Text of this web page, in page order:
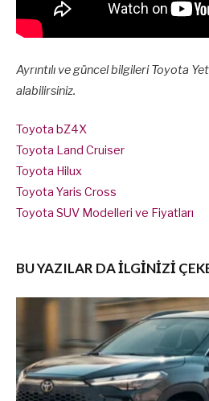
Ayrıntılı ve güncel bilgileri Toyota
alabilirsiniz.
Toyota bZ4X
Toyota Land Cruiser
Toyota Hilux
Toyota Yaris Cross
Toyota SUV Modelleri ve Fiyatları
BU YAZILAR DA İLGİNİZİ